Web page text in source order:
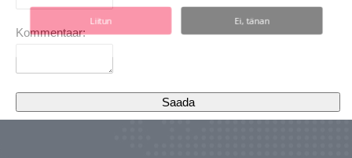
Kommentaar:
Ei, tänan
Liitun